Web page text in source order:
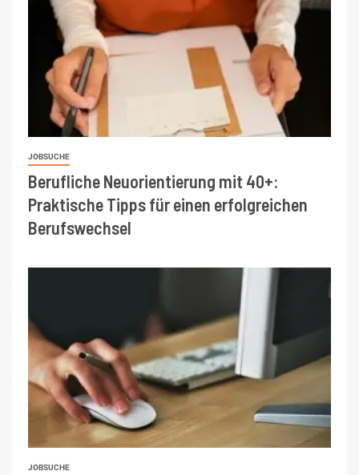
JOBSUCHE
Berufliche Neuorientierung mit 40+:
Praktische Tipps für einen erfolgreichen
Berufswechsel
JOBSUCHE